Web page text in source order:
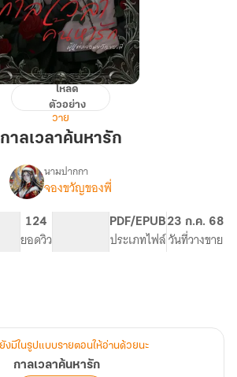
า
โหลด
ตัวอย่าง
วาย
กาลเวลาค้นหารัก
เรื่อง
กาล
นามปากกา
จองขวัญของพี่
124
ยอดวิว
PDF/EPUB
ประเภทไฟล์
23 ก.ค. 68
วันที่วางขาย
งมีในรูปแบบรายตอนให้อ่านด้วยนะ
กาลเวลาค้นหารัก